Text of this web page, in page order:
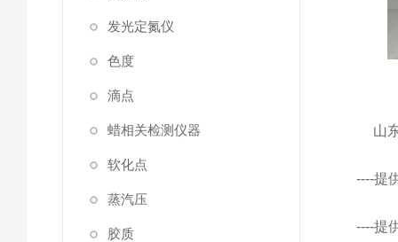
发光定氮仪
色度
滴点
蜡相关检测仪器
软化点
蒸汽压
胶质
山
----提
----提